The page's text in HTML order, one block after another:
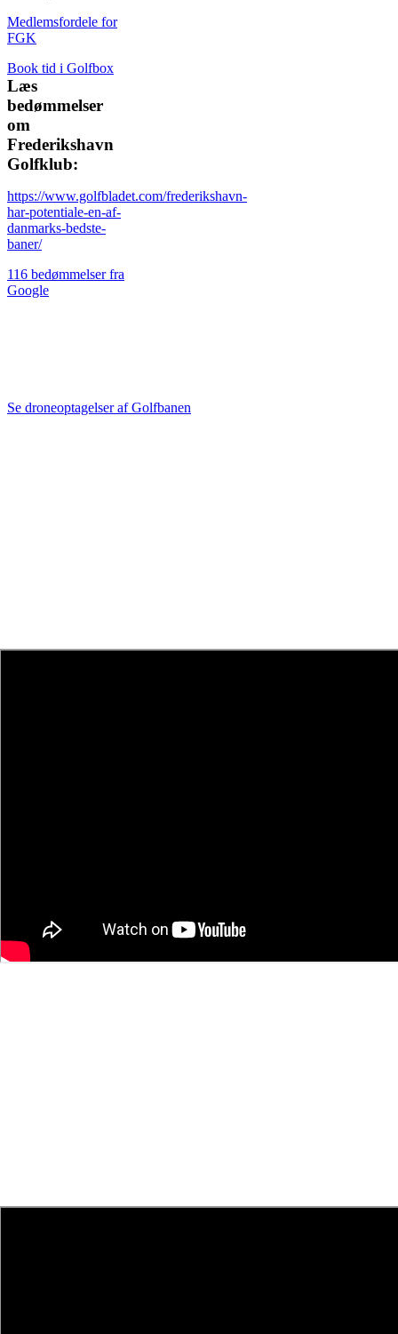
Medlemsfordele for
FGK
Book tid i Golfbox
Læs
bedømmelser
om
Frederikshavn
Golfklub:
https://www.golfbladet.com/frederikshavn-
har-potentiale-en-af-
danmarks-bedste-
baner/
116 bedømmelser fra
Google
Se droneoptagelser af Golfbanen